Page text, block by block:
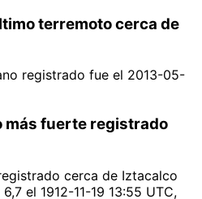
terremoto cerca de
registrado fue el 2013-05-
más fuerte registrado
cerca de Iztacalco
el 1912-11-19 13:55 UTC,